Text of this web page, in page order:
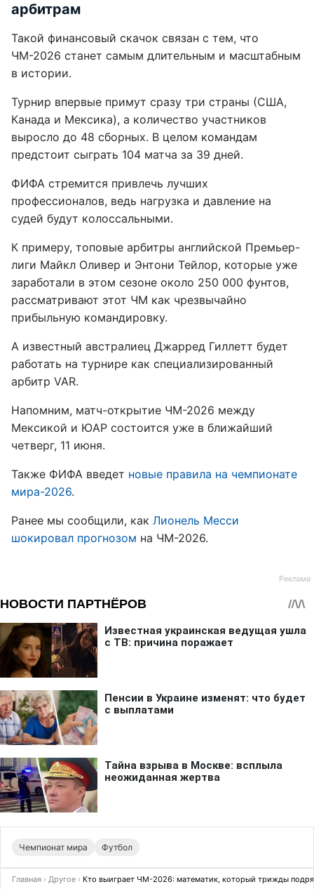
арбитрам
Такой финансовый скачок связан с тем, что
ЧМ-2026 станет самым длительным и масштабным
в истории.
Турнир впервые примут сразу три страны (США,
Канада и Мексика), а количество участников
выросло до 48 сборных. В целом командам
предстоит сыграть 104 матча за 39 дней.
ФИФА стремится привлечь лучших
профессионалов, ведь нагрузка и давление на
судей будут колоссальными.
К примеру, топовые арбитры английской Премьер-
лиги Майкл Оливер и Энтони Тейлор, которые уже
заработали в этом сезоне около 250 000 фунтов,
рассматривают этот ЧМ как чрезвычайно
прибыльную командировку.
А известный австралиец Джарред Гиллетт будет
работать на турнире как специализированный
арбитр VAR.
Напомним, матч-открытие ЧМ-2026 между
Мексикой и ЮАР состоится уже в ближайший
четверг, 11 июня.
Также ФИФА введет новые правила на чемпионате
мира-2026.
Ранее мы сообщили, как Лионель Месси
шокировал прогнозом на ЧМ-2026.
Чемпионат мира Футбол
Главная › Другое › Кто выиграет ЧМ-2026: математик, который трижды